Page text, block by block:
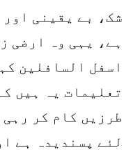
شک، بے یقینی
ہے، یہی وہ ارضی
اسفل السافلین
تعلیمات یہ ہیں
طرزیں کام کر
لئے پسندیدہ ہے